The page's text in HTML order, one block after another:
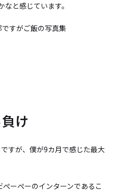
なと感じています。
すがご飯の写真集
け
すが、僕が9カ月で感じた最大
ーぺーのインターンであるこ